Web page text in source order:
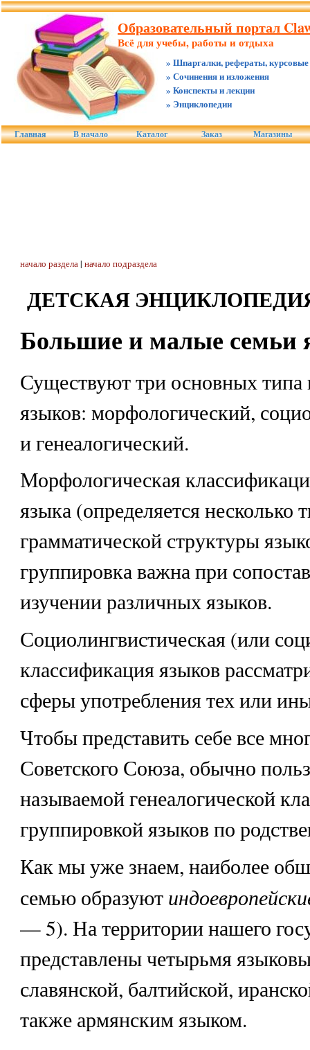
Образовательный портал
Всё для учебы, работы и отдыха
» Шпаргалки, рефераты, курсовые
» Сочинения и изложения
» Конспекты и лекции
» Энциклопедии
Главная В начало Каталог Заказ Магазины
начало раздела| начало подраздела
ДЕТСКАЯ
Большие и малые семьи
Существуют три основных типа
языков: морфологический,
и генеалогический.
Морфологическая
языка (определяется несколько
грамматической структуры
группировка важна при
изучении различных языков.
Социолингвистическая (или
классификация языков
сферы употребления тех или
Чтобы представить себе все
Советского Союза, обычно
называемой генеалогической
группировкой языков по
Как мы уже знаем, наиболее
семью образуют
— 5). На территории нашего
представлены четырьмя
славянской, балтийской,
также армянским языком.